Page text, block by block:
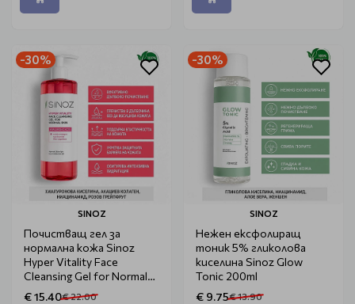
-30%
SINOZ
Почистващ гел за
нормална кожа Sinoz
Hyper Vitality Face
Cleansing Gel for Normal
Skin 400ml
€ 15.40€ 22.00
-30%
SINOZ
Нежен ексфолиращ
тоник 5% гликолова
киселина Sinoz Glow
Tonic 200ml
€ 9.75€ 13.90